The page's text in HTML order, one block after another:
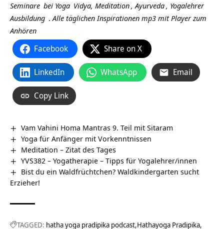
Seminare bei Yoga Vidya, Meditation,Ayurveda, Yogalehrer
Ausbildung .Alle täglichen Inspirationen mp3 mit Player zum
Anhören
Facebook Share on X
LinkedIn WhatsApp Email
Copy Link
Vam Vahini Homa Mantras 9. Teil mit Sitaram
Yoga für Anfänger mit Vorkenntnissen
Meditation – Zitat des Tages
YVS382 – Yogatherapie – Tipps für Yogalehrer/innen
Bist du ein Waldfrüchtchen? Waldkindergarten sucht
Erzieher!
TAGGED: hatha yoga pradipika podcast Hathayoga Pradipika